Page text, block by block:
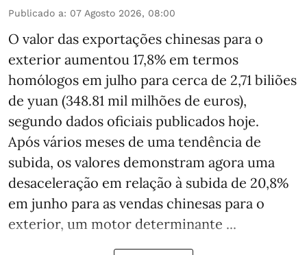
Publicado a: 07 Agosto 2026, 08:00
O valor das exportações chinesas para o
exterior aumentou 17,8% em termos
homólogos em julho para cerca de 2,71 biliões
de yuan (348.81 mil milhões de euros),
segundo dados oficiais publicados hoje.
Após vários meses de uma tendência de
subida, os valores demonstram agora uma
desaceleração em relação à subida de 20,8%
em junho para as vendas chinesas para o
exterior, um motor determinante ...